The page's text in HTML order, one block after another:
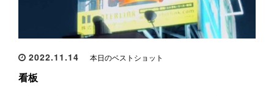
2022.11.14 本日のベストショット
看板